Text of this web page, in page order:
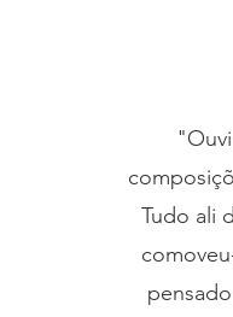
Tudo ali